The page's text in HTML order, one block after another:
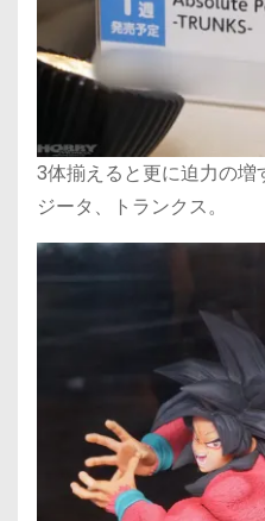
3体揃えると更に迫力の
ジータ、トランクス。